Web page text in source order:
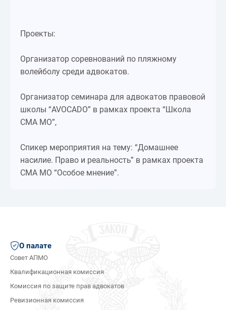
Проекты:
Организатор соревнований по пляжному
волейболу среди адвокатов.
Организатор семинара для адвокатов правовой
школы “AVOCADO” в рамках проекта “Школа
СМА МО”,
Спикер мероприятия на тему: “Домашнее
насилие. Право и реальность” в рамках проекта
СМА МО “Особое мнение”.
О палате
Совет АПМО
Квалификационная комиссия
Комиссия по защите прав адвокатов
Ревизионная комиссия